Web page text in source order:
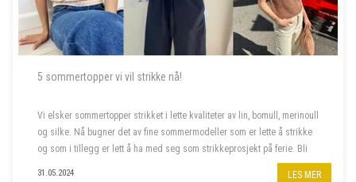
5 sommertopper vi vil strikke nå!
Vi elsker sommertopper strikket i lette kvaliteter av lin, bomull, merinoull
og silke. Nå bugner det av fine sommermodeller som er lette å strikke
og som i tillegg er lett å ha med seg som strikkeprosjekt på ferie. Bli
31.05.2024 LES MER